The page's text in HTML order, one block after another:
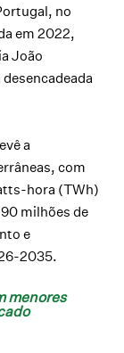
no
em 2022,
João
a
com
hora (TWh)
milhões de
e
2035.
menores